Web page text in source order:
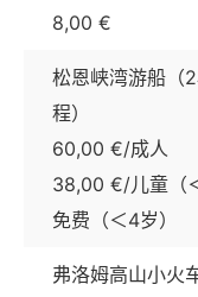
8,00 €
松恩峡湾游船（
程）
60,00 €/成人
38,00 €/儿童（
免费（＜4岁）
弗洛姆高山小火